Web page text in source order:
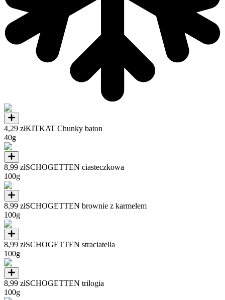
4,29 złKITKAT Chunky baton
40g
8,99 złSCHOGETTEN ciasteczkowa
100g
8,99 złSCHOGETTEN brownie z karmelem
100g
8,99 złSCHOGETTEN straciatella
100g
8,99 złSCHOGETTEN trilogia
100g